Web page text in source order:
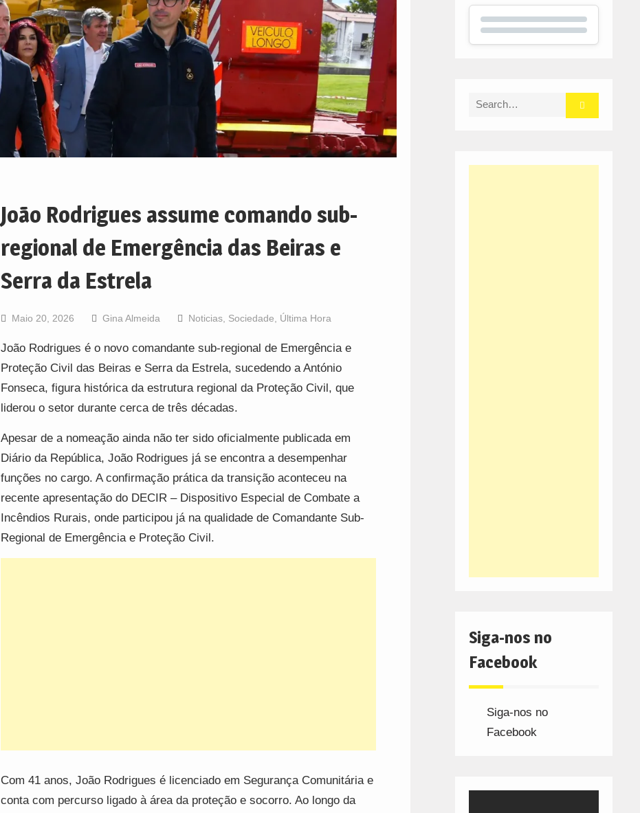
João Rodrigues assume comando sub-
regional de Emergência das Beiras e
Serra da Estrela
Maio 20, 2026 Gina Almeida Noticias, Sociedade Última Hora
João Rodrigues é o novo comandante sub-regional de Emergência e
Proteção Civil das Beiras e Serra da Estrela, sucedendo a António
Fonseca, figura histórica da estrutura regional da Proteção Civil, que
liderou o setor durante cerca de três décadas.
Apesar de a nomeação ainda não ter sido oficialmente publicada em
Diário da República, João Rodrigues já se encontra a desempenhar
funções no cargo. A confirmação prática da transição aconteceu na
recente apresentação do DECIR – Dispositivo Especial de Combate a
Incêndios Rurais, onde participou já na qualidade de Comandante Sub-
Regional de Emergência e Proteção Civil.
Com 41 anos, João Rodrigues é licenciado em Segurança Comunitária e
conta com percurso ligado à área da proteção e socorro. Ao longo da
Search
Siga-nos no
Facebook
Siga-nos no
Facebook